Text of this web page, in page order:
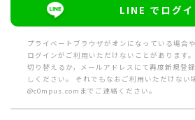
LINE でログイ
プライベートブラウザがオンになっている場合
ログインがご利用いただけないことがあります
切り替えるか，メールアドレスにて再度新規登
しください。 それでもなおご利用いただけな
@c0mpus.comまでご連絡ください。